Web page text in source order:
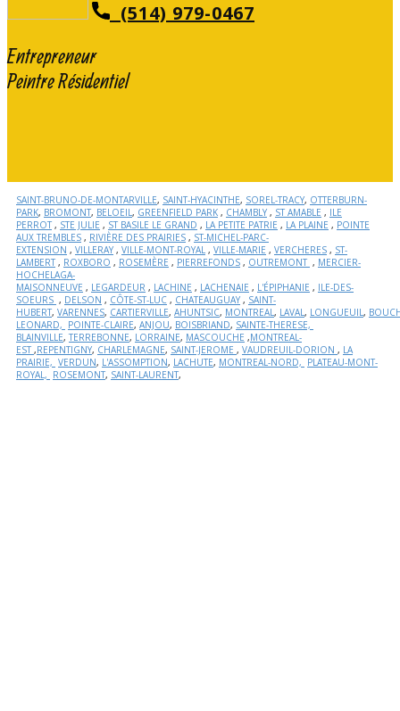
(514) 979-0467
Entrepreneur
Peintre Résidentiel
SAINT-BRUNO-DE-MONTARVILLE, SAINT-HYACINTHE, SOREL-TRACY, OTTERBURN-
PARK, BROMONT, BELOEIL, GREENFIELD PARK , CHAMBLY , ST AMABLE , ILE
PERROT , STE JULIE , ST BASILE LE GRAND , LA PETITE PATRIE , LA PLAINE , POINTE
AUX TREMBLES , RIVIÈRE DES PRAIRIES , ST-MICHEL-PARC-
EXTENSION , VILLERAY , VILLE-MONT-ROYAL , VILLE-MARIE , VERCHERES , ST-
LAMBERT , ROXBORO , ROSEMÈRE , PIERREFONDS , OUTREMONT , MERCIER-
HOCHELAGA-
MAISONNEUVE , LEGARDEUR , LACHINE , LACHENAIE , L'ÉPIPHANIE , ILE-DES-
SOEURS , DELSON , CÔTE-ST-LUC , CHATEAUGUAY , SAINT-
HUBERT, VARENNES, CARTIERVILLE, AHUNTSIC, MONTREAL, LAVAL, LONGUEUIL,
LEONARD, POINTE-CLAIRE, ANJOU, BOISBRIAND, SAINTE-THERESE,
BLAINVILLE, TERREBONNE, LORRAINE, MASCOUCHE ,MONTREAL-
EST ,REPENTIGNY, CHARLEMAGNE, SAINT-JEROME , VAUDREUIL-DORION , LA
PRAIRIE, VERDUN, L'ASSOMPTION, LACHUTE, MONTREAL-NORD, PLATEAU-MONT-
ROYAL, ROSEMONT, SAINT-LAURENT,